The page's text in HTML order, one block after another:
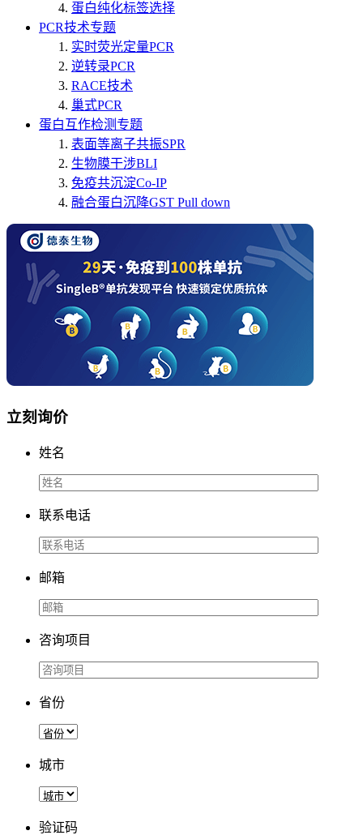
蛋白纯化标签选择
PCR技术专题
实时荧光定量PCR
逆转录PCR
RACE技术
巢式PCR
蛋白互作检测专题
表面等离子共振SPR
生物膜干涉BLI
免疫共沉淀Co-IP
融合蛋白沉降GST Pull down
立刻询价
姓名
联系电话
邮箱
咨询项目
省份
城市
验证码